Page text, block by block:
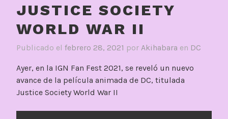
JUSTICE SOCIETY
WORLD WAR II
Publicado el febrero 28, 2021 por Akihabara en DC
Ayer, en la IGN Fan Fest 2021, se reveló un nuevo
avance de la película animada de DC, titulada
Justice Society World War II